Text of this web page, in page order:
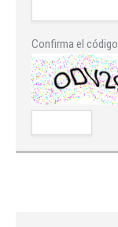
Confirma el código